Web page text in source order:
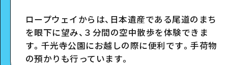
Google Maps
ロープウェイからは、日本遺産である尾道のまち
を眼下に望み、３分間の空中散歩を体験できま
す。千光寺公園にお越しの際に便利です。手荷物
の預かりも行っています。